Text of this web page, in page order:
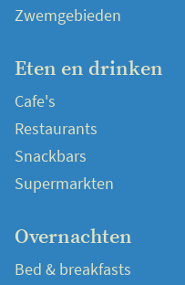
Zwemgebieden
Eten en drinken
Cafe's
Restaurants
Snackbars
Supermarkten
Overnachten
Bed & breakfasts